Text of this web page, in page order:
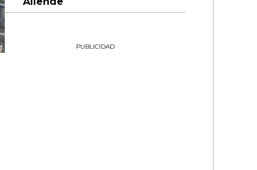
PUBLICIDAD